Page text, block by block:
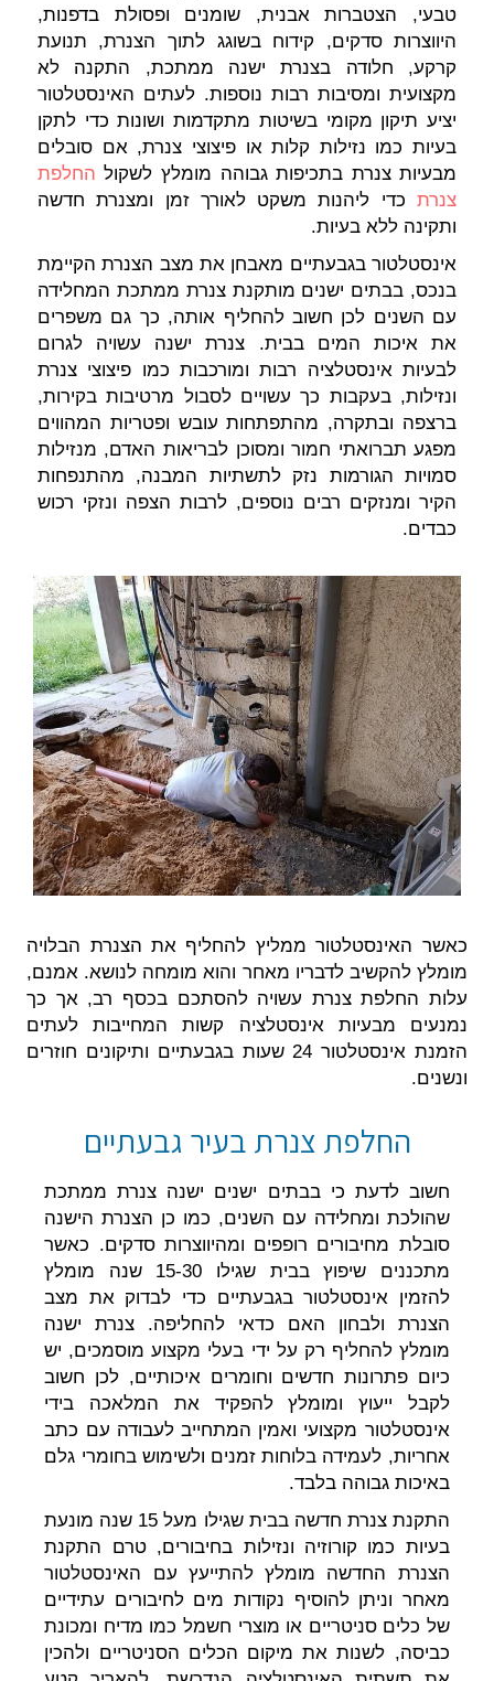
טבעי, הצטברות אבנית, שומנים ופסולת בדפנות,
היווצרות סדקים, קידוח בשוגג לתוך הצנרת, תנועת
קרקע, חלודה בצנרת ישנה ממתכת, התקנה לא
מקצועית ומסיבות רבות נוספות. לעתים האינסטלטור
יציע תיקון מקומי בשיטות מתקדמות ושונות כדי לתקן
בעיות כמו נזילות קלות או פיצוצי צנרת, אם סובלים
מבעיות צנרת בתכיפות גבוהה מומלץ לשקול החלפת
צנרתכדי ליהנות משקט לאורך זמן ומצנרת חדשה
ותקינה ללא בעיות.
אינסטלטור בגבעתיים מאבחן את מצב הצנרת הקיימת
בנכס, בבתים ישנים מותקנת צנרת ממתכת המחלידה
עם השנים לכן חשוב להחליף אותה, כך גם משפרים
את איכות המים בבית. צנרת ישנה עשויה לגרום
לבעיות אינסטלציה רבות ומורכבות כמו פיצוצי צנרת
ונזילות, בעקבות כך עשויים לסבול מרטיבות בקירות,
ברצפה ובתקרה, מהתפתחות עובש ופטריות המהווים
מפגע תברואתי חמור ומסוכן לבריאות האדם, מנזילות
סמויות הגורמות נזק לתשתיות המבנה, מהתנפחות
הקיר ומנזקים רבים נוספים, לרבות הצפה ונזקי רכוש
כבדים.
כאשר האינסטלטור ממליץ להחליף את הצנרת הבלויה
מומלץ להקשיב לדבריו מאחר והוא מומחה לנושא. אמנם,
עלות החלפת צנרת עשויה להסתכם בכסף רב, אך כך
נמנעים מבעיות אינסטלציה קשות המחייבות לעתים
הזמנת אינסטלטור 24 שעות בגבעתיים ותיקונים חוזרים
ונשנים.
החלפת צנרת בעיר גבעתיים
חשוב לדעת כי בבתים ישנים ישנה צנרת ממתכת
שהולכת ומחלידה עם השנים, כמו כן הצנרת הישנה
סובלת מחיבורים רופפים ומהיווצרות סדקים. כאשר
מתכננים שיפוץ בבית שגילו 15-30 שנה מומלץ
להזמין אינסטלטור בגבעתיים כדי לבדוק את מצב
הצנרת ולבחון האם כדאי להחליפה. צנרת ישנה
מומלץ להחליף רק על ידי בעלי מקצוע מוסמכים, יש
כיום פתרונות חדשים וחומרים איכותיים, לכן חשוב
לקבל ייעוץ ומומלץ להפקיד את המלאכה בידי
אינסטלטור מקצועי ואמין המתחייב לעבודה עם כתב
אחריות, לעמידה בלוחות זמנים ולשימוש בחומרי גלם
באיכות גבוהה בלבד.
התקנת צנרת חדשה בבית שגילו מעל 15 שנה מונעת
בעיות כמו קורוזיה ונזילות בחיבורים, טרם התקנת
הצנרת החדשה מומלץ להתייעץ עם האינסטלטור
מאחר וניתן להוסיף נקודות מים לחיבורים עתידיים
של כלים סניטריים או מוצרי חשמל כמו מדיח ומכונת
כביסה, לשנות את מיקום הכלים הסניטריים ולהכין